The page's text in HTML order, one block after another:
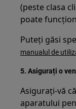
(peste clasa
poate
Puteți găsi
manualul de
5. Asigurați o
Asigurați-vă
aparatului